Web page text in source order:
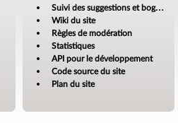
Suivi des suggestions et bogues
Wiki du site
Règles de modération
Statistiques
API pour le développement
Code source du site
Plan du site